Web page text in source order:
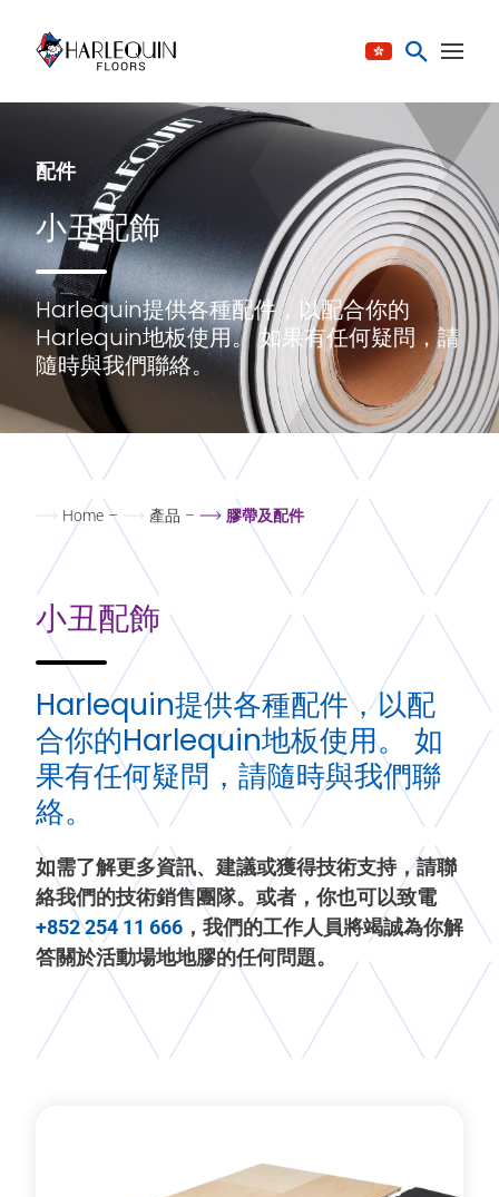
配件
小丑配飾
Harlequin提供各種配件，以配合你的
Harlequin地板使用。 如果有任何疑問，請
隨時與我們聯絡。
Home – 產品 – 膠帶及配件
小丑配飾
Harlequin提供各種配件，以配
合你的Harlequin地板使用。 如
果有任何疑問，請隨時與我們聯
絡。
如需了解更多資訊、建議或獲得技術支持，請聯
絡我們的技術銷售團隊。或者，你也可以致電
+852 254 11 666 ，我們的工作人員將竭誠為你解
答關於活動場地地膠的任何問題。